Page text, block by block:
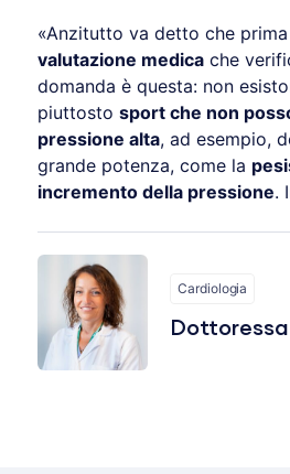
«Anzitutto va detto che
valutazione medica che
domanda è questa: non
piuttosto sport che non
pressione alta, ad esempio,
grande potenza, come la
incremento della pressione.
Cardiologia